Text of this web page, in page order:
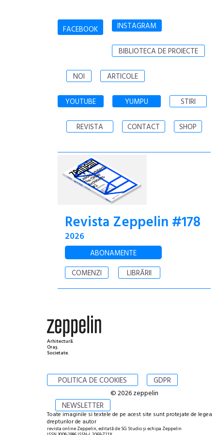
FACEBOOK INSTAGRAM
BIBLIOTECA DE PROIECTE
NOI ARTICOLE
YOUTUBE YUMPU STIRI
REVISTA CONTACT SHOP
Revista Zeppelin #178
2026
ABONAMENTE
COMENZI
LIBRĂRII
Arhitectură.
Oraș.
Societate.
POLITICA DE COOKIES GDPR
NEWSLETTER
© 2026 zeppelin
Toate imaginile si textele de pe acest site sunt protejate de legea
drepturilor de autor
revista online Zeppelin, editată de SG Studio și echipa Zeppelin